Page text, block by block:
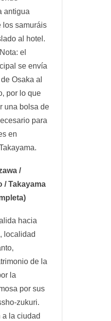
antigua
los samuráis
al hotel.
el
se envía
Osaka al
por lo que
una bolsa de
para
en
/
/ Takayama
hacia
localidad
de la
la
por sus
zukuri.
la ciudad